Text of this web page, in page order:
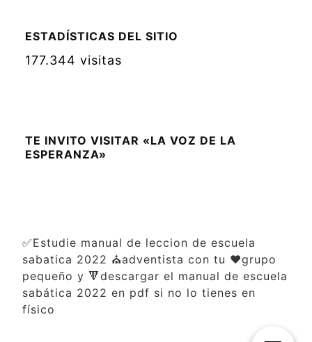
ESTADÍSTICAS DEL SITIO
177.344 visitas
TE INVITO VISITAR «LA VOZ DE LA
ESPERANZA»
✅Estudie manual de leccion de escuela
sabatica 2022 ⛪adventista con tu ❤️grupo
pequeño y 🔻descargar el manual de escuela
sabática 2022 en pdf si no lo tienes en
físico